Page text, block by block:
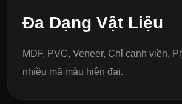
Đa Dạng Vật Liệu
MDF, PVC, Veneer, Chỉ cạnh viền,
nhiều mã màu hiện đại.